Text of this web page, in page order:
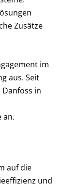
Zusätze
im
aus. Seit
in
an.
auf die
und